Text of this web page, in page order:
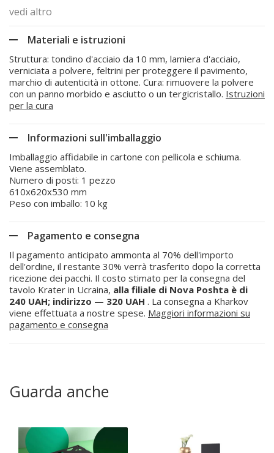
vedi altro
Materiali e istruzioni
Struttura: tondino d'acciaio da 10 mm, lamiera d'acciaio,
verniciata a polvere, feltrini per proteggere il pavimento,
marchio di autenticità in ottone. Cura: rimuovere la polvere
con un panno morbido e asciutto o un tergicristallo. Istruzioni
per la cura
Informazioni sull'imballaggio
Imballaggio affidabile in cartone con pellicola e schiuma.
Viene assemblato.
Numero di posti: 1 pezzo
610x620x530 mm
Peso con imballo: 10 kg
Pagamento e consegna
Il pagamento anticipato ammonta al 70% dell'importo
dell'ordine, il restante 30% verrà trasferito dopo la corretta
ricezione dei pacchi. Il costo stimato per la consegna del
tavolo Krater in Ucraina, alla filiale di Nova Poshta è di
240 UAH; indirizzo — 320 UAH . La consegna a Kharkov
viene effettuata a nostre spese. Maggiori informazioni su
pagamento e consegna
Guarda anche